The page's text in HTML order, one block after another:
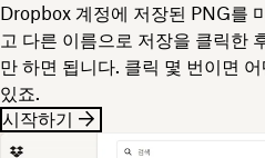
Dropbox 계정에 저장된 PNG를
고 다른 이름으로 저장을 클릭한
만 하면 됩니다. 클릭 몇 번이면
있죠.
시작하기